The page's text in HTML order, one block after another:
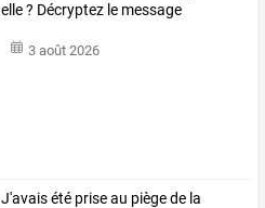
elle? Décryptez le message
3 août 2026
J'avais été prise au piège de la